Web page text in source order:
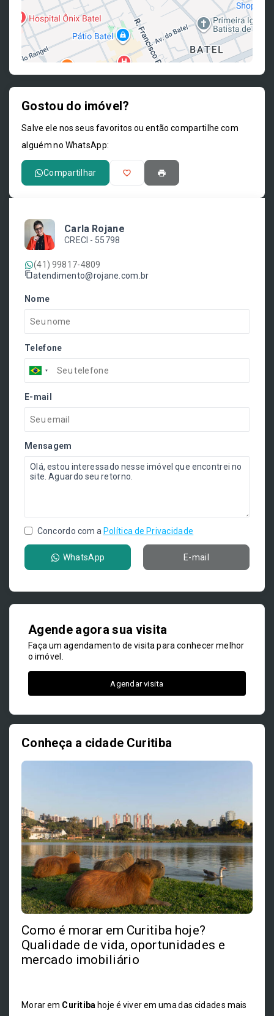
Gostou do imóvel?
Salve ele nos seus favoritos ou então compartilhe com
alguém no WhatsApp:
Compartilhar
Carla Rojane
CRECI - 55798
(41) 99817-4809
atendimento@rojane.com.br
Nome
Telefone
E-mail
Mensagem
Concordo com a Política de Privacidade
WhatsApp E-mail
Agende agora sua visita
Faça um agendamento de visita para conhecer melhor
o imóvel.
Agendar visita
Conheça a cidade Curitiba
Como é morar em Curitiba hoje?
Qualidade de vida, oportunidades e
mercado imobiliário
Morar em Curitiba hoje é viver em uma das cidades mais